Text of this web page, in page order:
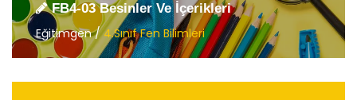
FB4-03 Besinler Ve İçerikleri
Eğitimgen /4.Sınıf Fen Bilimleri